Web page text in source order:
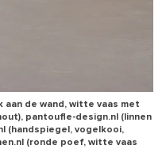
aan de wand, witte vaas met
pantoufle-design.nl (linnen
(handspiegel, vogelkooi,
(ronde poef, witte vaas